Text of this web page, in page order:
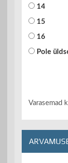
14
15
16
Pole
Varasemad